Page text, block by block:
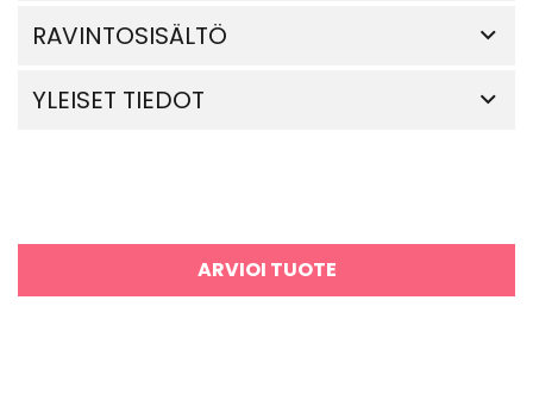
RAVINTOSISÄLTÖ
YLEISET TIEDOT
ARVIOI TUOTE